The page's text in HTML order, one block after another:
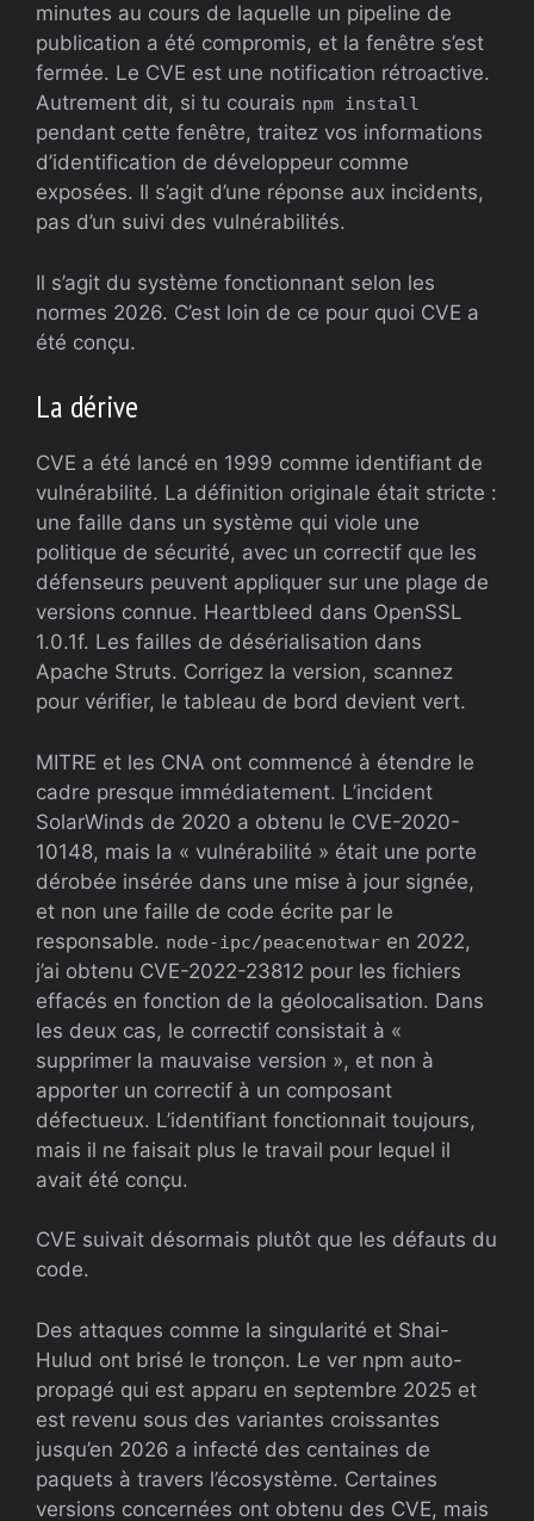
minutes au cours de laquelle un pipeline de
publication a été compromis, et la fenêtre s’est
fermée. Le CVE est une notification rétroactive.
Autrement dit, si tu courais npm install
pendant cette fenêtre, traitez vos informations
d’identification de développeur comme
exposées. Il s’agit d’une réponse aux incidents,
pas d’un suivi des vulnérabilités.
Il s’agit du système fonctionnant selon les
normes 2026. C’est loin de ce pour quoi CVE a
été conçu.
La dérive
CVE a été lancé en 1999 comme identifiant de
vulnérabilité. La définition originale était stricte :
une faille dans un système qui viole une
politique de sécurité, avec un correctif que les
défenseurs peuvent appliquer sur une plage de
versions connue. Heartbleed dans OpenSSL
1.0.1f. Les failles de désérialisation dans
Apache Struts. Corrigez la version, scannez
pour vérifier, le tableau de bord devient vert.
MITRE et les CNA ont commencé à étendre le
cadre presque immédiatement. L’incident
SolarWinds de 2020 a obtenu le CVE-2020-
10148, mais la « vulnérabilité » était une porte
dérobée insérée dans une mise à jour signée,
et non une faille de code écrite par le
responsable. node-ipc/peacenotwar en 2022,
j’ai obtenu CVE-2022-23812 pour les fichiers
effacés en fonction de la géolocalisation. Dans
les deux cas, le correctif consistait à «
supprimer la mauvaise version », et non à
apporter un correctif à un composant
défectueux. L’identifiant fonctionnait toujours,
mais il ne faisait plus le travail pour lequel il
avait été conçu.
CVE suivait désormais plutôt que les défauts du
code.
Des attaques comme la singularité et Shai-
Hulud ont brisé le tronçon. Le ver npm auto-
propagé qui est apparu en septembre 2025 et
est revenu sous des variantes croissantes
jusqu’en 2026 a infecté des centaines de
paquets à travers l’écosystème. Certaines
versions concernées ont obtenu des CVE, mais